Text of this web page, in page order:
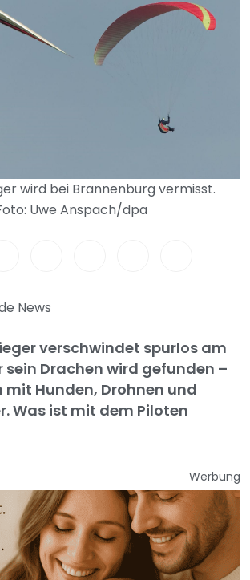
wird bei Brannenburg vermisst.
Uwe Anspach/dpa
News
verschwindet spurlos am
sein Drachen wird gefunden –
mit Hunden, Drohnen und
Was ist mit dem Piloten
Werbung